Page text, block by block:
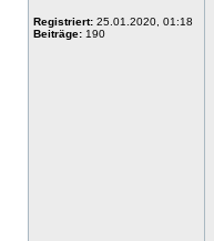
Registriert: 25.01.2020, 01:18
Beiträge: 190